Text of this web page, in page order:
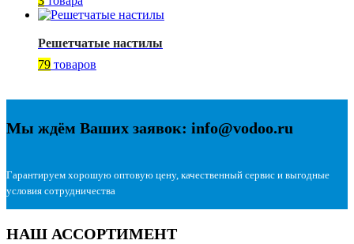
Решетчатые настилы
79 товаров
Мы ждём Ваших заявок: info@vodoo.ru
Гарантируем хорошую оптовую цену, качественный сервис и выгодные
условия сотрудничества
НАШ АССОРТИМЕНТ